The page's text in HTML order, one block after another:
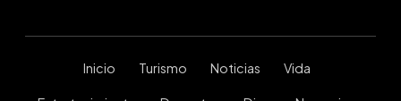
Inicio Turismo Noticias Vida